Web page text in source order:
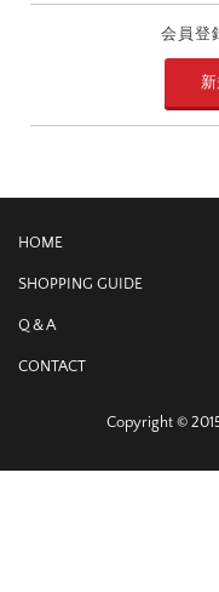
会員登
HOME
SHOPPING GUIDE
Q＆A
CONTACT
Copyright ©